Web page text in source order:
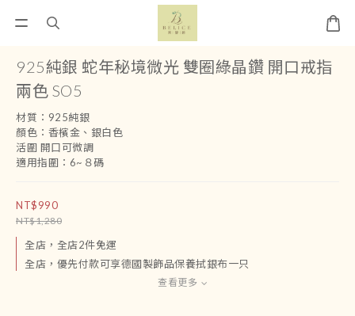
925純銀 蛇年秘境微光 雙圈綠晶鑽 開口戒指
兩色 SO5
材質：925純銀
顏色：香檳金、銀白色
活圍 開口可微調
適用指圍：6~８碼
NT$990
NT$1,280
全店，全店2件免運
全店，優先付款可享德國製飾品保養拭銀布一只
查看更多